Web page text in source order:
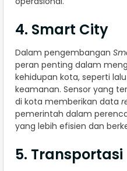
4. Smart City
Dalam pengembangan
peran penting dalam
kehidupan kota, seperti
keamanan. Sensor yang
di kota memberikan data
pemerintah dalam
yang lebih efisien dan
5. Transportasi